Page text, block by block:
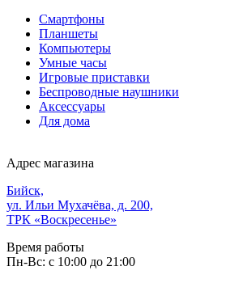
Смартфоны
Планшеты
Компьютеры
Умные часы
Игровые приставки
Беспроводные наушники
Аксессуары
Для дома
Адрес магазина
Бийск,
ул. Ильи Мухачёва, д. 200,
ТРК «Воскресенье»
Время работы
Пн-Вс: с 10:00 до 21:00